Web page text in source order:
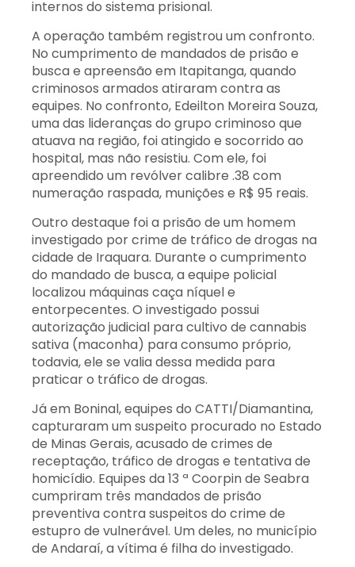
internos do sistema prisional.
A operação também registrou um confronto.
No cumprimento de mandados de prisão e
busca e apreensão em Itapitanga, quando
criminosos armados atiraram contra as
equipes. No confronto, Edeilton Moreira Souza,
uma das lideranças do grupo criminoso que
atuava na região, foi atingido e socorrido ao
hospital, mas não resistiu. Com ele, foi
apreendido um revólver calibre .38 com
numeração raspada, munições e R$ 95 reais.
Outro destaque foi a prisão de um homem
investigado por crime de tráfico de drogas na
cidade de Iraquara. Durante o cumprimento
do mandado de busca, a equipe policial
localizou máquinas caça níquel e
entorpecentes. O investigado possui
autorização judicial para cultivo de cannabis
sativa (maconha) para consumo próprio,
todavia, ele se valia dessa medida para
praticar o tráfico de drogas.
Já em Boninal, equipes do CATTI/Diamantina,
capturaram um suspeito procurado no Estado
de Minas Gerais, acusado de crimes de
receptação, tráfico de drogas e tentativa de
homicídio. Equipes da 13 ª Coorpin de Seabra
cumpriram três mandados de prisão
preventiva contra suspeitos do crime de
estupro de vulnerável. Um deles, no município
de Andaraí, a vítima é filha do investigado.